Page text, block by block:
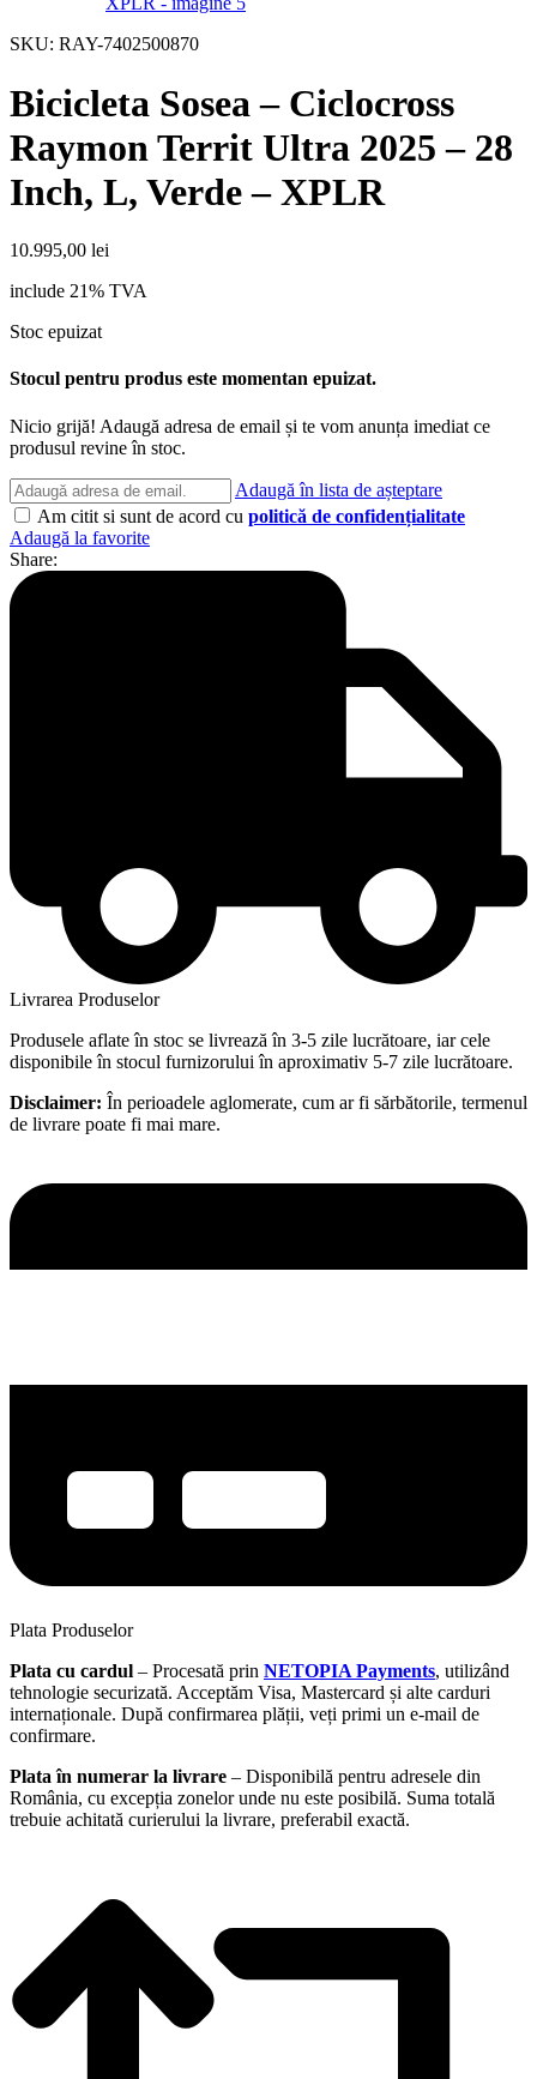
SKU: RAY-7402500870
Bicicleta Sosea – Ciclocross
Raymon Territ Ultra 2025 – 28
Inch, L, Verde – XPLR
10.995,00 lei
include 21% TVA
Stoc epuizat
Stocul pentru produs este momentan epuizat.
Nicio grijă! Adaugă adresa de email și te vom anunța imediat ce
produsul revine în stoc.
Adaugă în lista de așteptare
Am citit si sunt de acord cu politică de confidențialitate
Adaugă la favorite
Share:
Livrarea Produselor
Produsele aflate în stoc se livrează în 3-5 zile lucrătoare, iar cele
disponibile în stocul furnizorului în aproximativ 5-7 zile lucrătoare.
Disclaimer: În perioadele aglomerate, cum ar fi sărbătorile, termenul
de livrare poate fi mai mare.
Plata Produselor
Plata cu cardul – Procesată prin NETOPIA Payments, utilizând
tehnologie securizată. Acceptăm Visa, Mastercard și alte carduri
internaționale. După confirmarea plății, veți primi un e-mail de
confirmare.
Plata în numerar la livrare – Disponibilă pentru adresele din
România, cu excepția zonelor unde nu este posibilă. Suma totală
trebuie achitată curierului la livrare, preferabil exactă.